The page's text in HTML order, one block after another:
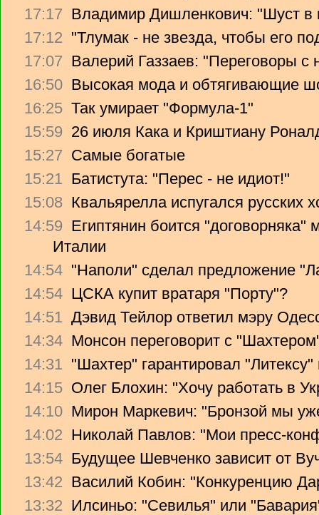
17:17 Владимир Дишленкович: "Шуст в
17:12 "Тлумак - не звезда, чтобы его
17:07 Валерий Газзаев: "Переговоры с
16:50 Высокая мода и обтягивающие
16:25 Так умирает "Формула-1"
15:59 26 июля Кака и Криштиану
15:27 Самые богатые
15:21 Батистута: "Перес - не идиот!"
15:08 Квальярелла испугался русских
14:59 Египтянин боится
Италии
14:54 "Наполи" сделал предложение
14:54 ЦСКА купит вратаря "Порту"?
14:51 Дэвид Тейлор ответил мэру
14:34 Монсон переговорит с
14:31 "Шахтер" гарантировал
14:15 Олег Блохин: "Хочу работать в
14:10 Мирон Маркевич: "Бронзой мы
14:02 Николай Павлов: "Мои пресс-
13:54 Будущее Шевченко зависит от
13:42 Василий Кобин: "Конкуренцию
13:32 Илсиньо: "Севилья" или